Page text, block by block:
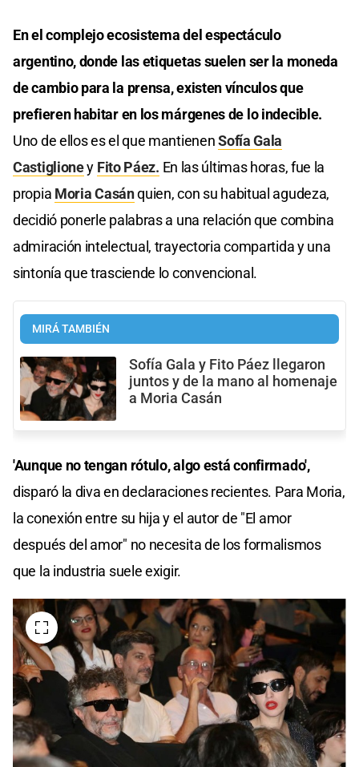
En el complejo ecosistema del espectáculo
argentino, donde las etiquetas suelen ser la moneda
de cambio para la prensa, existen vínculos que
prefieren habitar en los márgenes de lo indecible.
Uno de ellos es el que mantienenSofía Gala
Castiglioney Fito Páez. En las últimas horas, fue la
propia Moria Casánquien, con su habitual agudeza,
decidió ponerle palabras a una relación que combina
admiración intelectual, trayectoria compartida y una
sintonía que trasciende lo convencional.
MIRÁ TAMBIÉN
Sofía Gala y Fito Páez llegaron
juntos y de la mano al homenaje
a Moria Casán
'Aunque no tengan rótulo, algo está confirmado',
disparó la diva en declaraciones recientes. Para Moria,
la conexión entre su hija y el autor de "El amor
después del amor" no necesita de los formalismos
que la industria suele exigir.